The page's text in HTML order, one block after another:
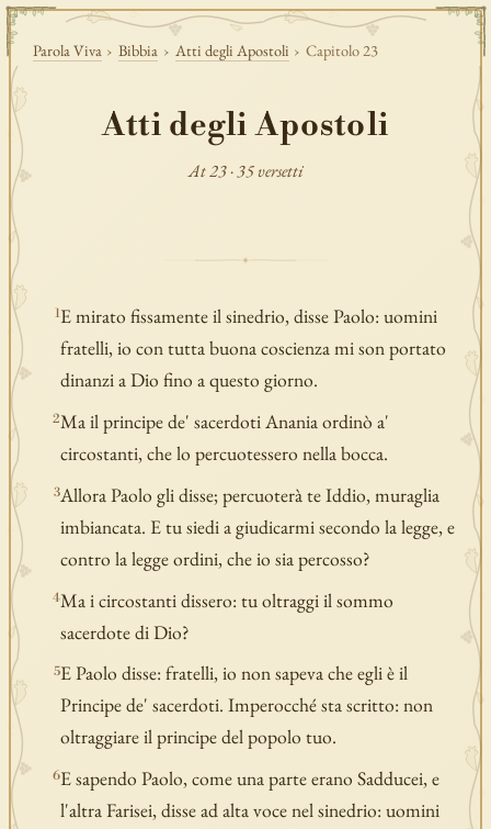
Parola Viva › Bibbia › Atti degli Apostoli › Capitolo 23
Atti degli Apostoli
At 23 · 35 versetti
1E mirato fissamente il sinedrio, disse Paolo: uomini
fratelli, io con tutta buona coscienza mi son portato
dinanzi a Dio fino a questo giorno.
2Ma il principe de' sacerdoti Anania ordinò a'
circostanti, che lo percuotessero nella bocca.
3Allora Paolo gli disse; percuoterà te Iddio, muraglia
imbiancata. E tu siedi a giudicarmi secondo la legge, e
contro la legge ordini, che io sia percosso?
4Ma i circostanti dissero: tu oltraggi il sommo
sacerdote di Dio?
5E Paolo disse: fratelli, io non sapeva che egli è il
Principe de' sacerdoti. Imperocché sta scritto: non
oltraggiare il principe del popolo tuo.
6E sapendo Paolo, come una parte erano Sadducei, e
l'altra Farisei, disse ad alta voce nel sinedrio: uomini